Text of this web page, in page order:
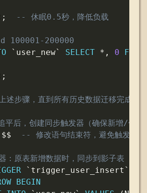
; -- 休眠0.5秒，降低负载
100001-200000
` user_new` SELECT * , 0
FROM
;
步骤，直到所有历史数据迁移完成（
后，创建同步触发器（确保新增/修改
$$ -- 修改语句结束符，避免触发器内
原表新增数据时，同步到影子表
` trigger_user_insert `
BEGIN